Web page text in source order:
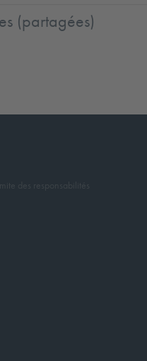
(partagées)